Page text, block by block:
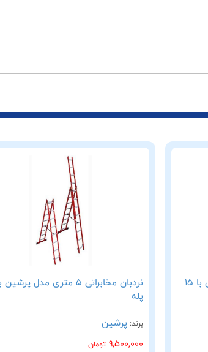
نردبان مخابراتی 4 متری مدل پرشین با 15
پله
برند: پرشین
9,500,000 تومان